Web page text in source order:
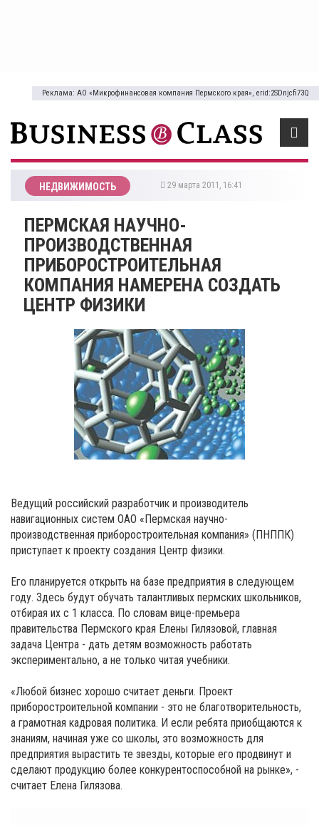
Реклама: АО «Микрофинансовая компания Пермского края», erid:2SDnjcfi73Q
НЕДВИЖИМОСТЬ 29 марта 2011, 16:41
ПЕРМСКАЯ НАУЧНО-
ПРОИЗВОДСТВЕННАЯ
ПРИБОРОСТРОИТЕЛЬНАЯ
КОМПАНИЯ НАМЕРЕНА СОЗДАТЬ
ЦЕНТР ФИЗИКИ
Ведущий российский разработчик и производитель
навигационных систем ОАО «Пермская научно-
производственная приборостроительная компания» (ПНППК)
приступает к проекту создания Центр физики.
Его планируется открыть на базе предприятия в следующем
году. Здесь будут обучать талантливых пермских школьников,
отбирая их с 1 класса. По словам вице-премьера
правительства Пермского края Елены Гилязовой, главная
задача Центра - дать детям возможность работать
экспериментально, а не только читая учебники.
«Любой бизнес хорошо считает деньги. Проект
приборостроительной компании - это не благотворительность,
а грамотная кадровая политика. И если ребята приобщаются к
знаниям, начиная уже со школы, это возможность для
предприятия вырастить те звезды, которые его продвинут и
сделают продукцию более конкурентоспособной на рынке», -
считает Елена Гилязова.